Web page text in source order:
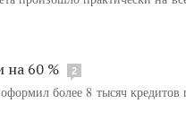
на 60 % 2
более 8 тысяч кредитов